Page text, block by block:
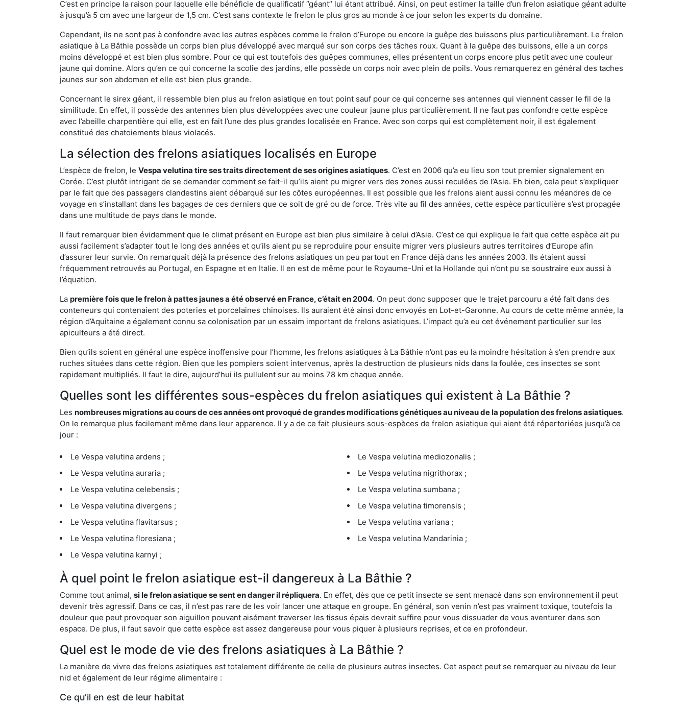
C’est en principe la raison pour laquelle elle bénéficie de qualificatif ‘’géant’’ lui étant attribué. Ainsi, on peut estimer la taille d’un frelon asiatique géant adulte
à jusqu’à 5 cm avec une largeur de 1,5 cm. C’est sans contexte le frelon le plus gros au monde à ce jour selon les experts du domaine.
Cependant, ils ne sont pas à confondre avec les autres espèces comme le frelon d’Europe ou encore la guêpe des buissons plus particulièrement. Le frelon
asiatique à La Bâthie possède un corps bien plus développé avec marqué sur son corps des tâches roux. Quant à la guêpe des buissons, elle a un corps
moins développé et est bien plus sombre. Pour ce qui est toutefois des guêpes communes, elles présentent un corps encore plus petit avec une couleur
jaune qui domine. Alors qu’en ce qui concerne la scolie des jardins, elle possède un corps noir avec plein de poils. Vous remarquerez en général des taches
jaunes sur son abdomen et elle est bien plus grande.
Concernant le sirex géant, il ressemble bien plus au frelon asiatique en tout point sauf pour ce qui concerne ses antennes qui viennent casser le fil de la
similitude. En effet, il possède des antennes bien plus développées avec une couleur jaune plus particulièrement. Il ne faut pas confondre cette espèce
avec l’abeille charpentière qui elle, est en fait l’une des plus grandes localisée en France. Avec son corps qui est complètement noir, il est également
constitué des chatoiements bleus violacés.
La sélection des frelons asiatiques localisés en Europe
L’espèce de frelon, le Vespa velutina tire ses traits directement de ses origines asiatiques. C’est en 2006 qu’a eu lieu son tout premier signalement en
Corée. C’est plutôt intrigant de se demander comment se fait-il qu’ils aient pu migrer vers des zones aussi reculées de l’Asie. Eh bien, cela peut s’expliquer
par le fait que des passagers clandestins aient débarqué sur les côtes européennes. Il est possible que les frelons aient aussi connu les méandres de ce
voyage en s’installant dans les bagages de ces derniers que ce soit de gré ou de force. Très vite au fil des années, cette espèce particulière s’est propagée
dans une multitude de pays dans le monde.
Il faut remarquer bien évidemment que le climat présent en Europe est bien plus similaire à celui d’Asie. C’est ce qui explique le fait que cette espèce ait pu
aussi facilement s’adapter tout le long des années et qu’ils aient pu se reproduire pour ensuite migrer vers plusieurs autres territoires d’Europe afin
d’assurer leur survie. On remarquait déjà la présence des frelons asiatiques un peu partout en France déjà dans les années 2003. Ils étaient aussi
fréquemment retrouvés au Portugal, en Espagne et en Italie. Il en est de même pour le Royaume-Uni et la Hollande qui n’ont pu se soustraire eux aussi à
l’équation.
La première fois que le frelon à pattes jaunes a été observé en France, c’était en 2004. On peut donc supposer que le trajet parcouru a été fait dans des
conteneurs qui contenaient des poteries et porcelaines chinoises. Ils auraient été ainsi donc envoyés en Lot-et-Garonne. Au cours de cette même année, la
région d’Aquitaine a également connu sa colonisation par un essaim important de frelons asiatiques. L’impact qu’a eu cet événement particulier sur les
apiculteurs a été direct.
Bien qu’ils soient en général une espèce inoffensive pour l’homme, les frelons asiatiques à La Bâthie n’ont pas eu la moindre hésitation à s’en prendre aux
ruches situées dans cette région. Bien que les pompiers soient intervenus, après la destruction de plusieurs nids dans la foulée, ces insectes se sont
rapidement multipliés. Il faut le dire, aujourd’hui ils pullulent sur au moins 78 km chaque année.
Quelles sont les différentes sous-espèces du frelon asiatiques qui existent à La Bâthie ?
Les nombreuses migrations au cours de ces années ont provoqué de grandes modifications génétiques au niveau de la population des frelons asiatiques.
On le remarque plus facilement même dans leur apparence. Il y a de ce fait plusieurs sous-espèces de frelon asiatique qui aient été répertoriées jusqu’à ce
jour :
Le Vespa velutina ardens ;
Le Vespa velutina auraria ;
Le Vespa velutina celebensis ;
Le Vespa velutina divergens ;
Le Vespa velutina flavitarsus ;
Le Vespa velutina floresiana ;
Le Vespa velutina karnyi ;
Le Vespa velutina mediozonalis ;
Le Vespa velutina nigrithorax ;
Le Vespa velutina sumbana ;
Le Vespa velutina timorensis ;
Le Vespa velutina variana ;
Le Vespa velutina Mandarinia ;
À quel point le frelon asiatique est-il dangereux à La Bâthie ?
Comme tout animal, si le frelon asiatique se sent en danger il répliquera. En effet, dès que ce petit insecte se sent menacé dans son environnement il peut
devenir très agressif. Dans ce cas, il n’est pas rare de les voir lancer une attaque en groupe. En général, son venin n’est pas vraiment toxique, toutefois la
douleur que peut provoquer son aiguillon pouvant aisément traverser les tissus épais devrait suffire pour vous dissuader de vous aventurer dans son
espace. De plus, il faut savoir que cette espèce est assez dangereuse pour vous piquer à plusieurs reprises, et ce en profondeur.
Quel est le mode de vie des frelons asiatiques à La Bâthie ?
La manière de vivre des frelons asiatiques est totalement différente de celle de plusieurs autres insectes. Cet aspect peut se remarquer au niveau de leur
nid et également de leur régime alimentaire :
Ce qu’il en est de leur habitat